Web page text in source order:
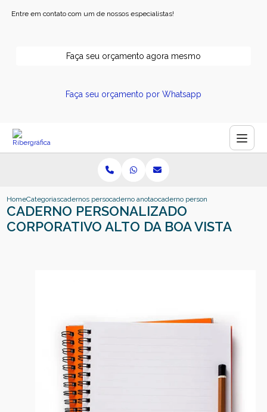
Entre em contato com um de nossos especialistas!
Faça seu orçamento agora mesmo
Faça seu orçamento por Whatsapp
HomeCategoriascadernos personalizadoscaderno anotacoes personalizado
caderno personalizado
CADERNO PERSONALIZADO
CORPORATIVO ALTO DA BOA VISTA